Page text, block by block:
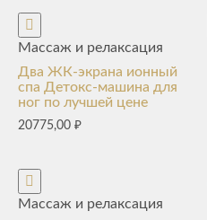
Массаж и релаксация
Два ЖК-экрана ионный
спа Детокс-машина для
ног по лучшей цене
20775,00 ₽
Массаж и релаксация